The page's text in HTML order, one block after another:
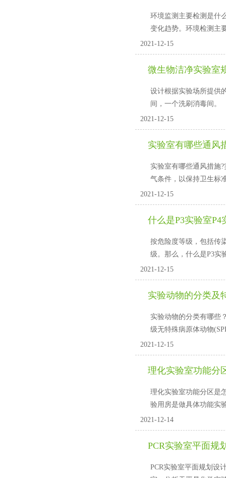
环境监测主要检测是什么
变化趋势。环境检测主要
2021-12-15
微生物洁净实验室
设计根据实验场所提供的
间，一个洗刷消毒间。
2021-12-15
实验室有哪些通风
实验室有哪些通风措施?
气条件，以保持卫生
2021-12-15
什么是P3实验室P4
按危险度等级，包
级。那么，什么是
2021-12-15
实验动物的分类及
实验动物的分类有哪些
级无特殊病原体动物
2021-12-15
理化实验室功能分
理化实验室功能分区是怎么
验用房是做具体功能实验的
2021-12-14
PCR实验室平面规
PCR实验室平面规划设计一